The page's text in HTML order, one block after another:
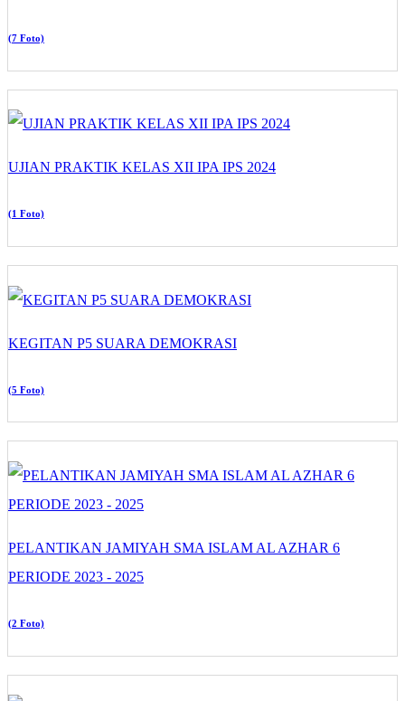
(7 Foto)
UJIAN PRAKTIK KELAS XII IPA IPS 2024
(1 Foto)
KEGITAN P5 SUARA DEMOKRASI
(5 Foto)
PELANTIKAN JAMIYAH SMA ISLAM AL AZHAR 6
PERIODE 2023 - 2025
(2 Foto)